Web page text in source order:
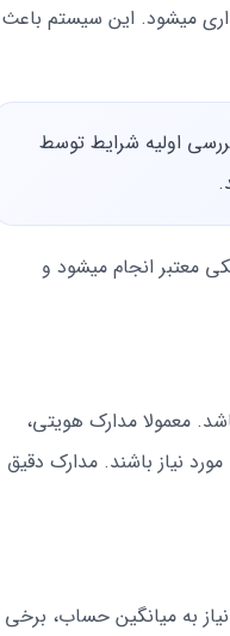
میشود. این سیستم باعث
بررسی اولیه شرایط توسط
معتبر انجام میشود و
معمولا مدارک هویتی،
نیاز باشند. مدارک دقیق
به میانگین حساب، برخی